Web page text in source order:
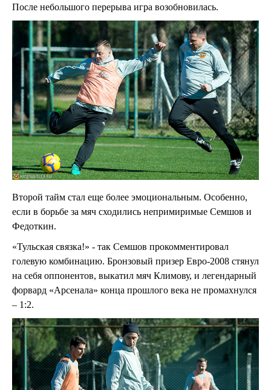
После небольшого перерыва игра возобновилась.
Второй тайм стал еще более эмоциональным. Особенно,
если в борьбе за мяч сходились непримиримые Семшов и
Федоткин.
«Тульская связка!» - так Семшов прокомментировал
голевую комбинацию. Бронзовый призер Евро-2008 стянул
на себя оппонентов, выкатил мяч Климову, и легендарный
форвард «Арсенала» конца прошлого века не промахнулся
– 1:2.